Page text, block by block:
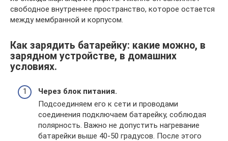
свободное внутреннее пространство, которое остается
между мембранной и корпусом.
Как зарядить батарейку: какие можно, в
зарядном устройстве, в домашних
условиях.
Через блок питания.
Подсоединяем его к сети и проводами
соединения подключаем батарейку, соблюдая
полярность. Важно не допустить нагревание
батарейки выше 40-50 градусов. После этого